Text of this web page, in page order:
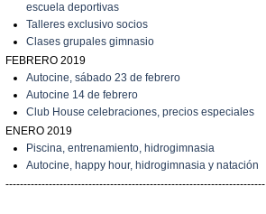
escuela deportivas
Talleres exclusivo socios
C lases grupales gimnasio
FEBRERO 2019
Autocine, sábado 23 de febrero
Autocine 14 de febrero
Club House celebraciones, precios especiales
ENERO 2019
Piscina, entrenamiento, hidrogimnasia
Autocine, happy hour, hidrogimnasia y natación
------------------------------------------------------------------------